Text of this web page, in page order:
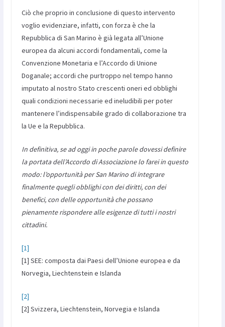
Ciò che proprio in conclusione di questo intervento
voglio evidenziare, infatti, con forza è che la
Repubblica di San Marino è già legata all’Unione
europea da alcuni accordi fondamentali, come la
Convenzione Monetaria e l’Accordo di Unione
Doganale; accordi che purtroppo nel tempo hanno
imputato al nostro Stato crescenti oneri ed obblighi
quali condizioni necessarie ed ineludibili per poter
mantenere l’indispensabile grado di collaborazione tra
la Ue e la Repubblica.
In definitiva, se ad oggi in poche parole dovessi definire
la portata dell’Accordo di Associazione lo farei in questo
modo: l’opportunità per San Marino di integrare
finalmente quegli obblighi con dei diritti, con dei
benefici, con delle opportunità che possano
pienamente rispondere alle esigenze di tutti i nostri
cittadini.
[1]
[1] SEE: composta dai Paesi dell’Unione europea e da
Norvegia, Liechtenstein e Islanda
[2]
[2] Svizzera, Liechtenstein, Norvegia e Islanda